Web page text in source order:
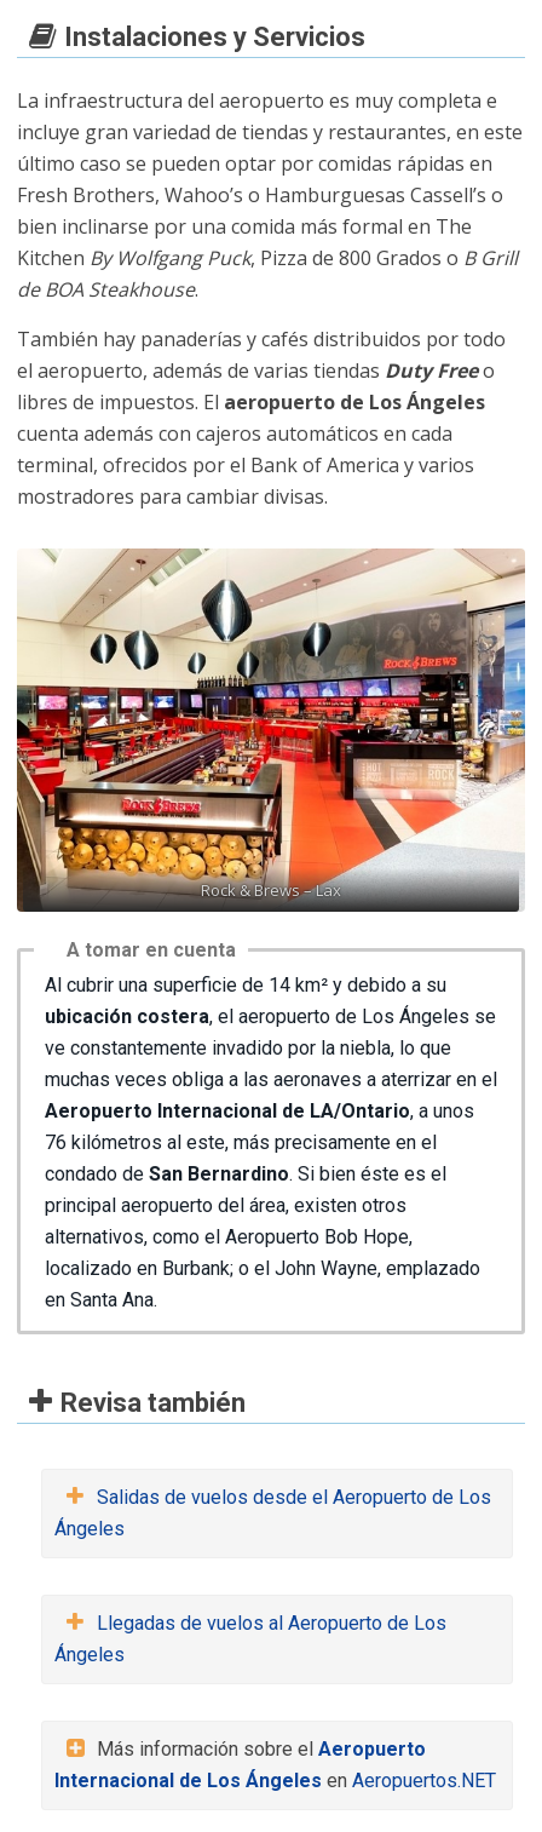
Instalaciones y Servicios
La infraestructura del aeropuerto es muy completa e
incluye gran variedad de tiendas y restaurantes, en este
último caso se pueden optar por comidas rápidas en
Fresh Brothers, Wahoo’s o Hamburguesas Cassell’s o
bien inclinarse por una comida más formal en The
Kitchen By Wolfgang Puck, Pizza de 800 Grados o B Grill
de BOA Steakhouse.
También hay panaderías y cafés distribuidos por todo
el aeropuerto, además de varias tiendas Duty Freeo
libres de impuestos. El aeropuerto de Los Ángeles
cuenta además con cajeros automáticos en cada
terminal, ofrecidos por el Bank of America y varios
mostradores para cambiar divisas.
Rock & Brews – Lax
A tomar en cuenta
Al cubrir una superficie de 14 km² y debido a su
ubicación costera, el aeropuerto de Los Ángeles se
ve constantemente invadido por la niebla, lo que
muchas veces obliga a las aeronaves a aterrizar en el
Aeropuerto Internacional de LA/Ontario, a unos
76 kilómetros al este, más precisamente en el
condado de San Bernardino. Si bien éste es el
principal aeropuerto del área, existen otros
alternativos, como el Aeropuerto Bob Hope,
localizado en Burbank; o el John Wayne, emplazado
en Santa Ana.
Revisa también
Salidas de vuelos desde el Aeropuerto de Los
Ángeles
Llegadas de vuelos al Aeropuerto de Los
Ángeles
Más información sobre el Aeropuerto
Internacional de Los Ángeles en Aeropuertos.NET